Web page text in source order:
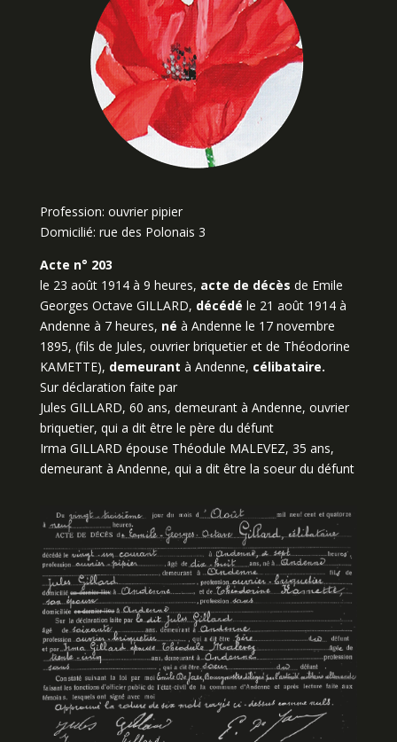
Profession: ouvrier pipier
Domicilié: rue des Polonais 3
Acte n° 203
le 23 août 1914 à 9 heures, acte de décès de Emile
Georges Octave GILLARD, décédé le 21 août 1914 à
Andenne à 7 heures, né à Andenne le 17 novembre
1895, (fils de Jules, ouvrier briquetier et de Théodorine
KAMETTE), demeurant à Andenne, célibataire.
Sur déclaration faite par
Jules GILLARD, 60 ans, demeurant à Andenne, ouvrier
briquetier, qui a dit être le père du défunt
Irma GILLARD épouse Théodule MALEVEZ, 35 ans,
demeurant à Andenne, qui a dit être la soeur du défunt